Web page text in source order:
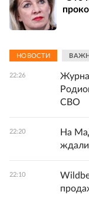
НОВОСТИ
22:26
СВО
22:20
На
ждали
22:10